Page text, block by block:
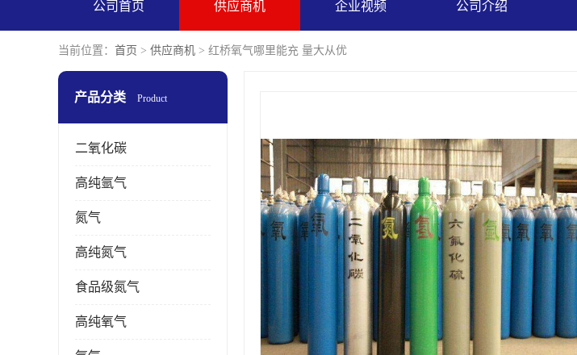
公司首页 供应商机 企业视频 公司介绍
当前位置： 首页 > 供应商机 > 红桥氧气哪里能充 量大从优
产品分类 Product
二氧化碳
高纯氩气
氮气
高纯氮气
食品级氮气
高纯氧气